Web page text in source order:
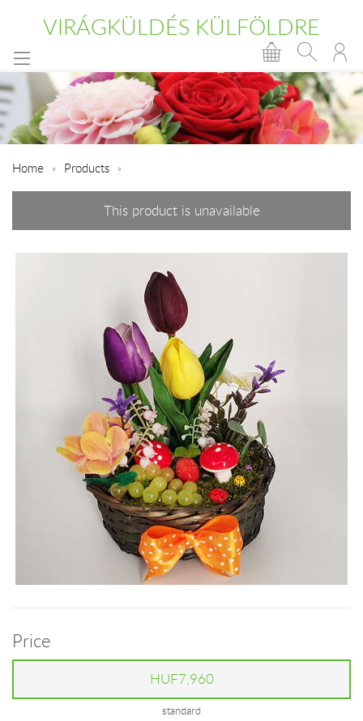
VIRÁGKÜLDÉS KÜLFÖLDRE
Home Products
This product is unavailable
Price
HUF7,960
standard